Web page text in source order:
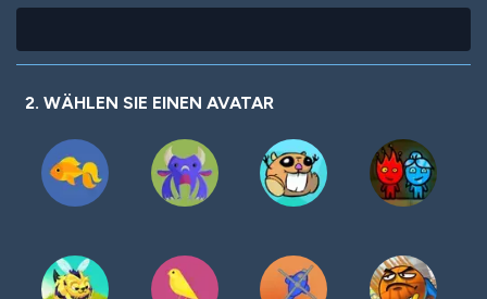
2. WÄHLEN SIE EINEN AVATAR